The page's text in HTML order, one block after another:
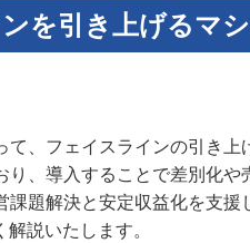
を引き上げるマ
て、フェイスラインの引き
り、導入することで差別化
課題解決と安定収益化を支
説いたします。